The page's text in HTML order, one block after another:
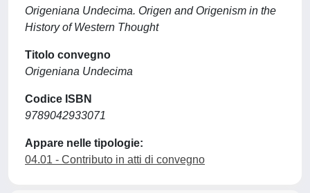
Origeniana Undecima. Origen and Origenism in the
History of Western Thought
Titolo convegno
Origeniana Undecima
Codice ISBN
9789042933071
Appare nelle tipologie:
04.01 - Contributo in atti di convegno